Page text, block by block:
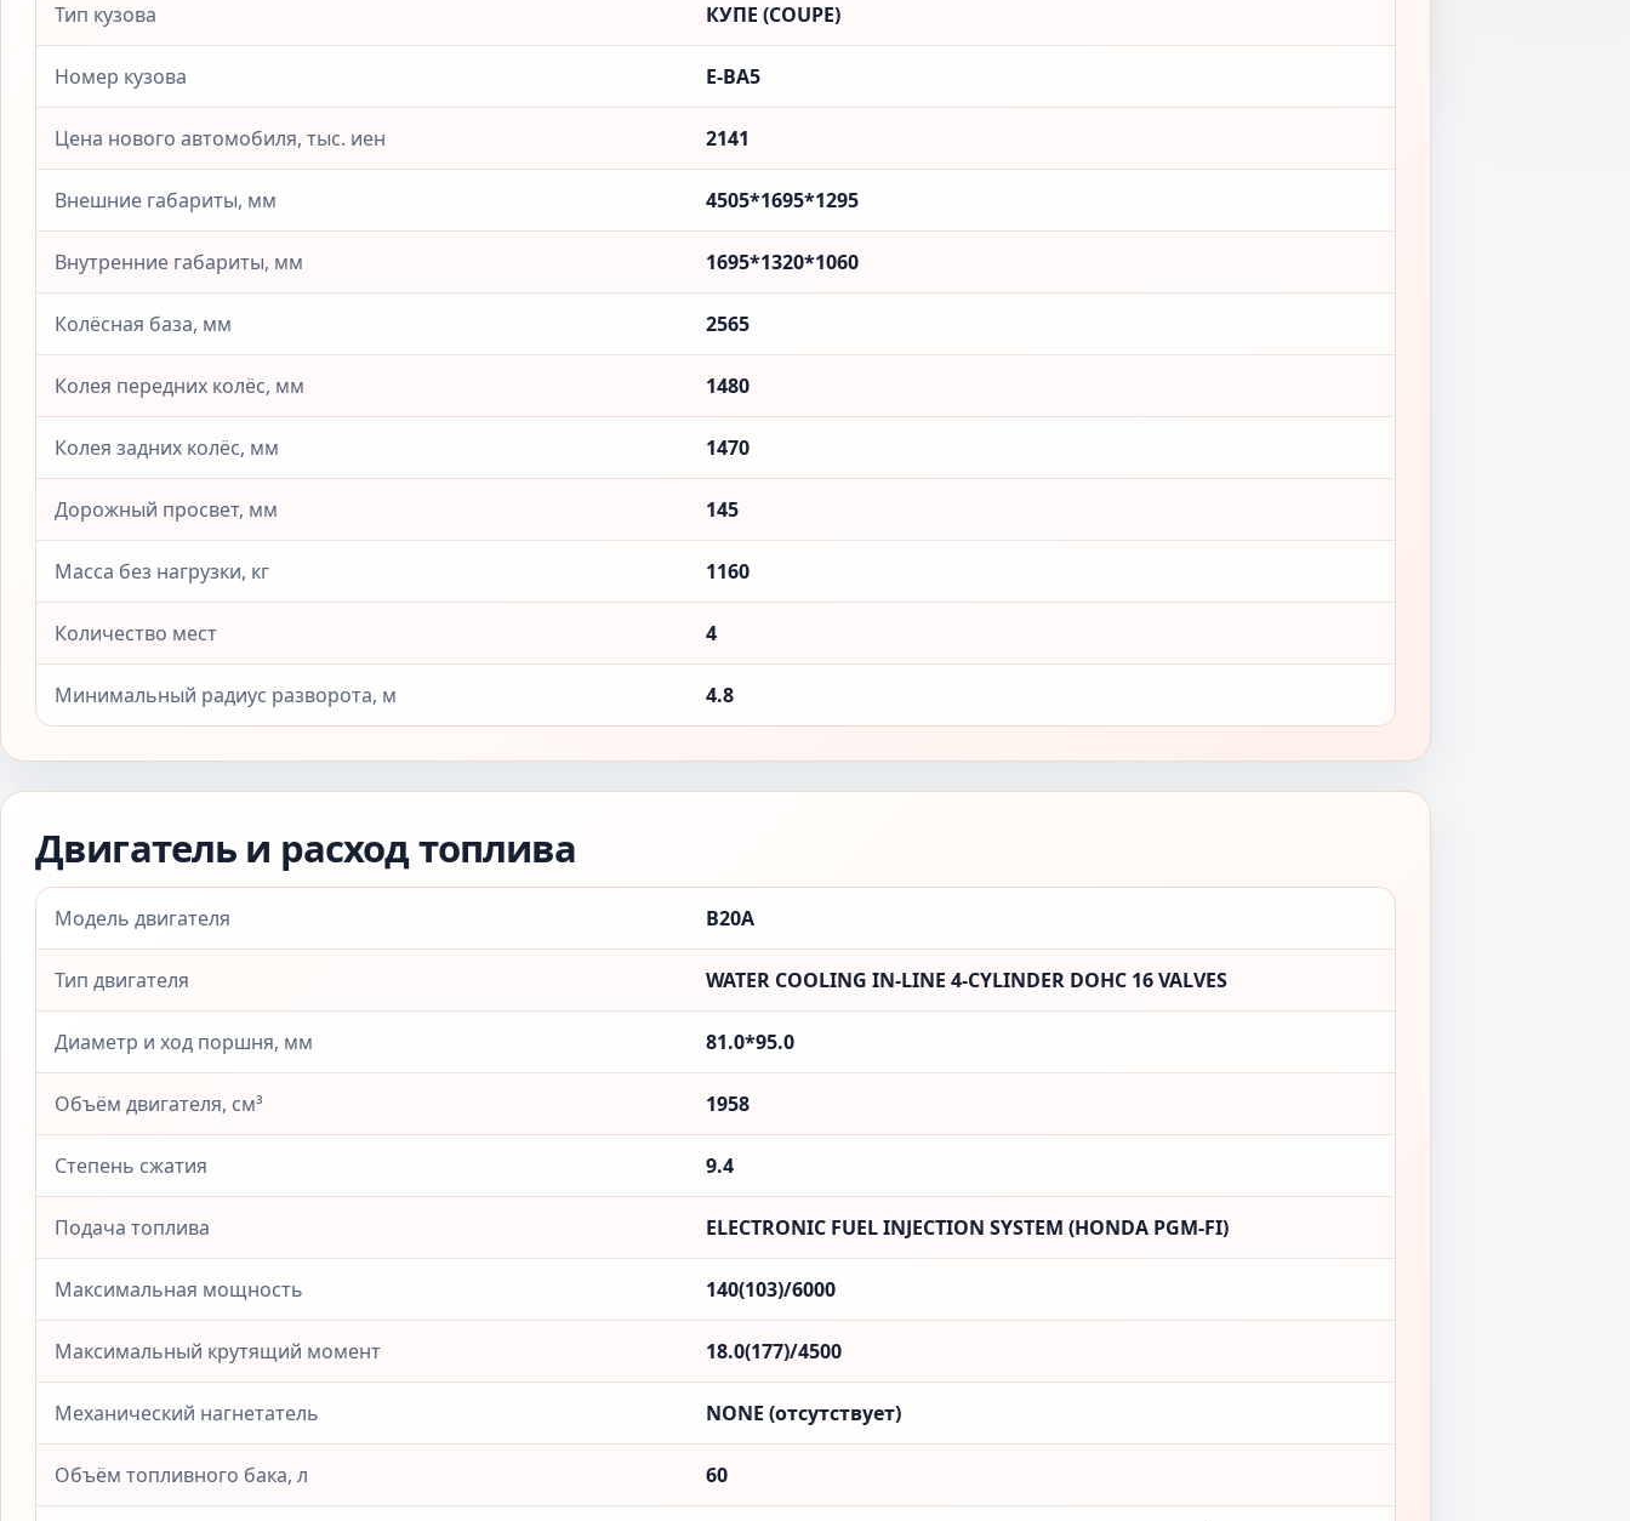
Тип кузова КУПЕ (COUPE)
Номер кузова E-BA5
Цена нового автомобиля, тыс. иен 2141
Внешние габариты, мм 4505*1695*1295
Внутренние габариты, мм 1695*1320*1060
Колёсная база, мм 2565
Колея передних колёс, мм 1480
Колея задних колёс, мм 1470
Дорожный просвет, мм 145
Масса без нагрузки, кг 1160
Количество мест 4
Минимальный радиус разворота, м 4.8
Двигатель и расход топлива
Модель двигателя B20A
Тип двигателя WATER COOLING IN-LINE 4-CYLINDER DOHC 16 VALVES
Диаметр и ход поршня, мм 81.0*95.0
Объём двигателя, см³ 1958
Степень сжатия 9.4
Подача топлива ELECTRONIC FUEL INJECTION SYSTEM (HONDA PGM-FI)
Максимальная мощность 140(103)/6000
Максимальный крутящий момент 18.0(177)/4500
Механический нагнетатель NONE (отсутствует)
Объём топливного бака, л 60